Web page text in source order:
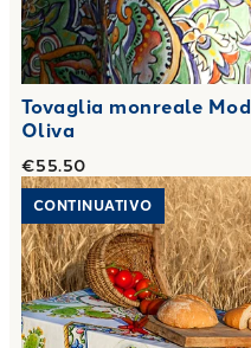
Tovaglia monreale
Oliva
€55.50
Link to "Tovaglia
CONTINUATIVO